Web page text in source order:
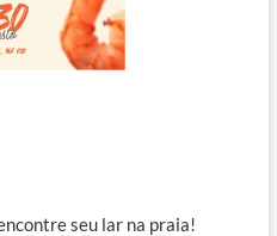
seu lar na praia!